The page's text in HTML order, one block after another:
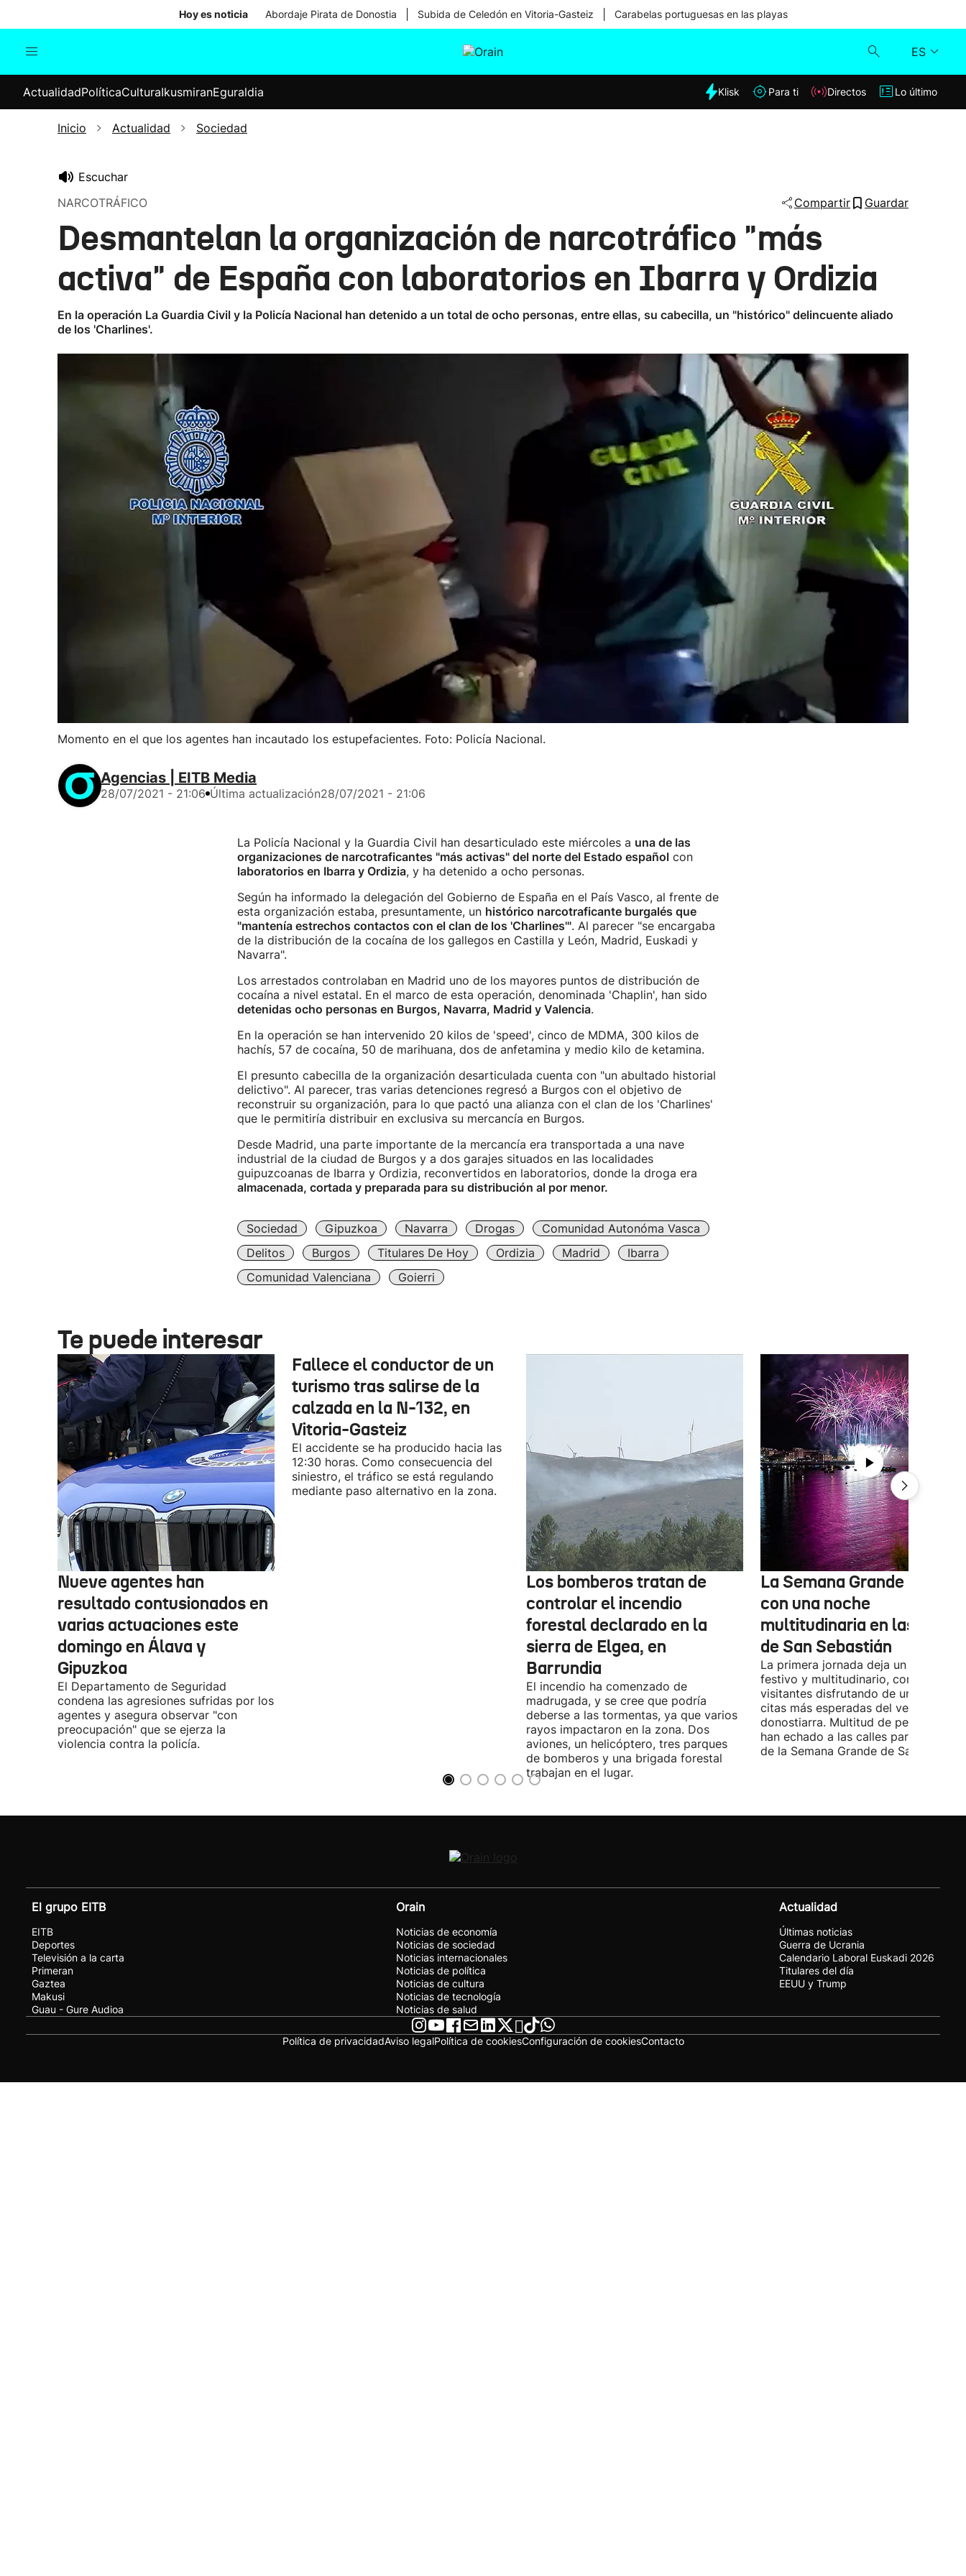
Hoy es noticia Abordaje Pirata de Donostia Subida de Celedón en Vitoria-Gasteiz Carabelas portuguesas en las playas
ES
Internacional
Elecciones
Klisk
ActualidadPolíticaCulturaIkusmiranEguraldia Klisk Para ti Directos Lo último
Inicio Actualidad Sociedad
Escuchar
NARCOTRÁFICO
Compartir Guardar
Desmantelan la organización de narcotráfico "más
activa" de España con laboratorios en Ibarra y Ordizia
En la operación La Guardia Civil y la Policía Nacional han detenido a un total de ocho personas, entre ellas, su cabecilla, un "histórico" delincuente aliado
de los 'Charlines'.
Momento en el que los agentes han incautado los estupefacientes. Foto: Policía Nacional.
Agencias | EITB Media
28/07/2021 - 21:06 Última actualización28/07/2021 - 21:06
La Policía Nacional y la Guardia Civil han desarticulado este miércoles a una de las
organizaciones de narcotraficantes "más activas" del norte del Estado españolcon
laboratorios en Ibarra y Ordizia, y ha detenido a ocho personas.
Según ha informado la delegación del Gobierno de España en el País Vasco, al frente de
esta organización estaba, presuntamente, un histórico narcotraficante burgalés que
"mantenía estrechos contactos con el clan de los 'Charlines'". Al parecer "se encargaba
de la distribución de la cocaína de los gallegos en Castilla y León, Madrid, Euskadi y
Navarra".
Los arrestados controlaban en Madrid uno de los mayores puntos de distribución de
cocaína a nivel estatal. En el marco de esta operación, denominada 'Chaplin', han sido
detenidas ocho personas en Burgos, Navarra, Madrid y Valencia.
En la operación se han intervenido 20 kilos de 'speed', cinco de MDMA, 300 kilos de
hachís, 57 de cocaína, 50 de marihuana, dos de anfetamina y medio kilo de ketamina.
El presunto cabecilla de la organización desarticulada cuenta con "un abultado historial
delictivo". Al parecer, tras varias detenciones regresó a Burgos con el objetivo de
reconstruir su organización, para lo que pactó una alianza con el clan de los 'Charlines'
que le permitiría distribuir en exclusiva su mercancía en Burgos.
Desde Madrid, una parte importante de la mercancía era transportada a una nave
industrial de la ciudad de Burgos y a dos garajes situados en las localidades
guipuzcoanas de Ibarra y Ordizia, reconvertidos en laboratorios, donde la droga era
almacenada, cortada y preparada para su distribución al por menor.
Sociedad Gipuzkoa Navarra Drogas
Comunidad Autonóma Vasca
Delitos
Burgos Titulares De Hoy Ordizia Madrid
Ibarra
Comunidad Valenciana
Goierri
Te puede interesar
Nueve agentes han
resultado contusionados en
varias actuaciones este
domingo en Álava y
Gipuzkoa
El Departamento de Seguridad
condena las agresiones sufridas por los
agentes y asegura observar "con
preocupación" que se ejerza la
violencia contra la policía.
Fallece el conductor de un
turismo tras salirse de la
calzada en la N-132, en
Vitoria-Gasteiz
El accidente se ha producido hacia las
12:30 horas. Como consecuencia del
siniestro, el tráfico se está regulando
mediante paso alternativo en la zona.
Los bomberos tratan de
controlar el incendio
forestal declarado en la
sierra de Elgea, en
Barrundia
El incendio ha comenzado de
madrugada, y se cree que podría
deberse a las tormentas, ya que varios
rayos impactaron en la zona. Dos
aviones, un helicóptero, tres parques
de bomberos y una brigada forestal
trabajan en el lugar.
La Semana Grande
con una noche
multitudinaria en las calles
de San Sebastián
La primera jornada deja un ambiente
festivo y multitudinario, con vecinos
visitantes disfrutando de una de las
citas más esperadas del verano
donostiarra. Multitud de personas se
han echado a las calles para disfrutar
de la Semana Grande de San
El grupo EITB
EITB
Deportes
Televisión a la carta
Primeran
Gaztea
Makusi
Guau - Gure Audioa
Orain
Noticias de economía
Noticias de sociedad
Noticias internacionales
Noticias de política
Noticias de cultura
Noticias de tecnología
Noticias de salud
Actualidad
Últimas noticias
Guerra de Ucrania
Calendario Laboral Euskadi 2026
Titulares del día
EEUU y Trump
Política de privacidadAviso legalPolítica de cookiesConfiguración de cookiesContacto